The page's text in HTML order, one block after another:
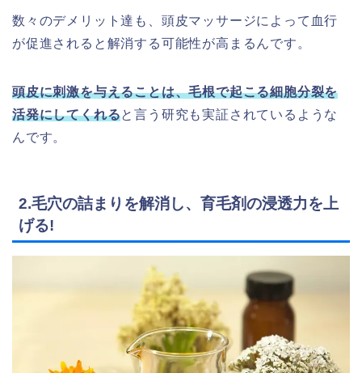
数々のデメリット達も、頭皮マッサージによって血行
が促進されると解消する可能性が高まるんです。
頭皮に刺激を与えることは、毛根で起こる細胞分裂を
活発にしてくれると言う研究も実証されているような
んです。
2.毛穴の詰まりを解消し、育毛剤の浸透力を上
げる!